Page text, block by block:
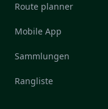
Route planner
Mobile App
Sammlungen
Rangliste